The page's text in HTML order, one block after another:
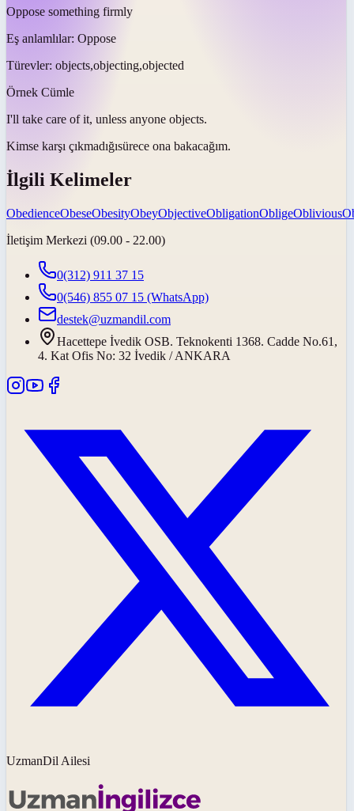
Oppose something firmly
Eş anlamlılar: Oppose
Türevler: objects,objecting,objected
Örnek Cümle
I'll take care of it, unless anyone objects.
Kimse karşı çıkmadığısürece ona bakacağım.
İlgili Kelimeler
ObedienceObeseObesityObeyObjectiveObligationObligeOblivious
İletişim Merkezi (09.00 - 22.00)
0(312) 911 37 15
0(546) 855 07 15 (WhatsApp)
destek@uzmandil.com
Hacettepe İvedik OSB. Teknokenti 1368. Cadde No.61,
4. Kat Ofis No: 32 İvedik / ANKARA
UzmanDil Ailesi